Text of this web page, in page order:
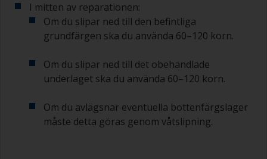
I mitten av reparationen:
Om du slipar ned till den befintliga
grundfärgen ska du använda 60–120 korn.
Om du slipar ned till det obehandlade
underlaget ska du använda 60–120 korn.
Om du avlägsnar eventuella bottenfärgslager
måste detta göras genom våtslipning.